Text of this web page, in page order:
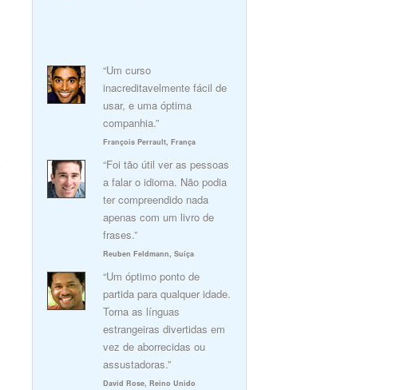
“Um curso
inacreditavelmente fácil de
usar, e uma óptima
companhia.”
François Perrault, França
“Foi tão útil ver as pessoas
a falar o idioma. Não podia
ter compreendido nada
apenas com um livro de
frases.”
Reuben Feldmann, Suíça
“Um óptimo ponto de
partida para qualquer idade.
Torna as línguas
estrangeiras divertidas em
vez de aborrecidas ou
assustadoras.”
David Rose, Reino Unido